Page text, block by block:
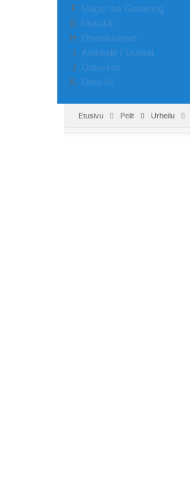
Magic the Gathering
Musiikki
Oheistuotteet
Artikkelit / Uutiset
Ostoskori
Oma tili
Etusivu Pelit Urheilu